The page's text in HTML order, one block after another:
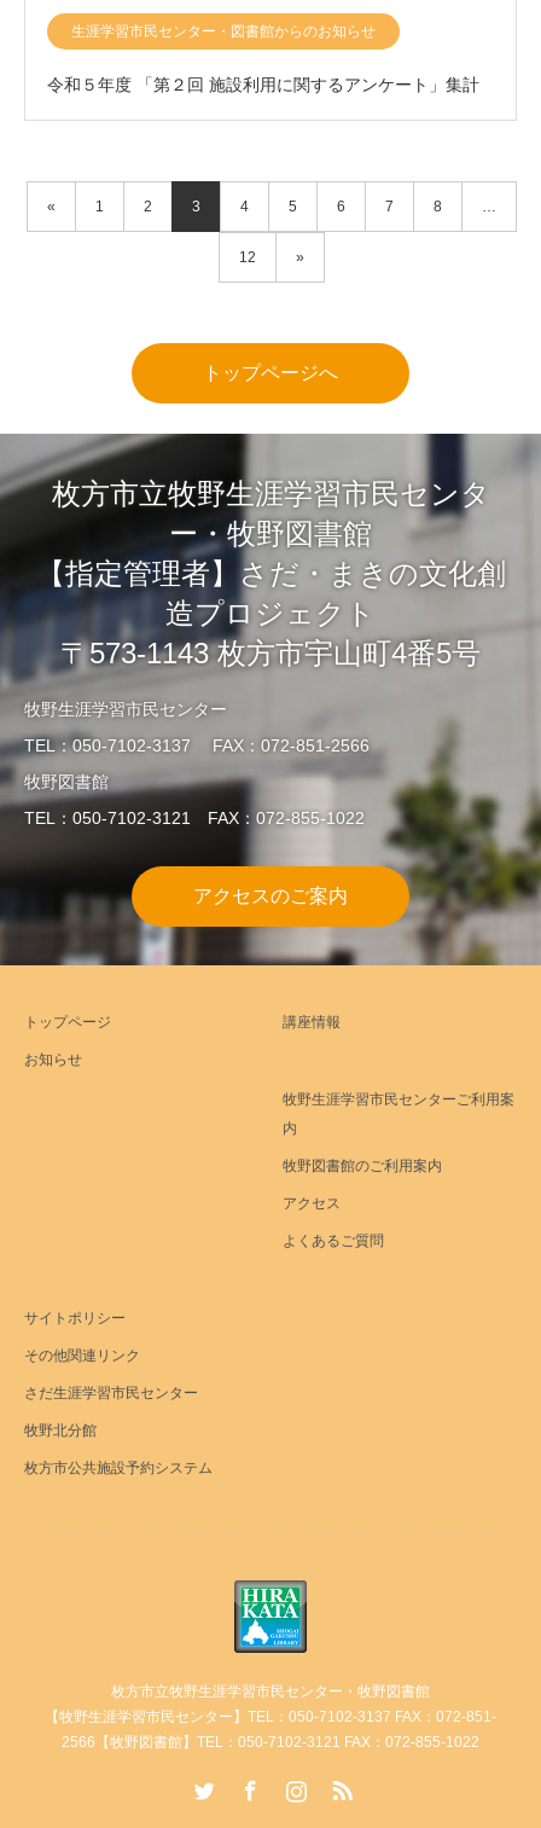
生涯学習市民センター・図書館からのお知らせ
令和５年度 「第２回 施設利用に関するアンケート」集計
« 1 2 3 4 5 6 7 8 …
12 »
トップページへ
枚方市立牧野生涯学習市民センタ
ー・牧野図書館
【指定管理者】さだ・まきの文化創
造プロジェクト
〒573-1143 枚方市宇山町4番5号
牧野生涯学習市民センター
TEL：050-7102-3137 FAX：072-851-2566
牧野図書館
TEL：050-7102-3121 FAX：072-855-1022
アクセスのご案内
トップページ
お知らせ
講座情報
牧野生涯学習市民センターご利用案
内
牧野図書館のご利用案内
アクセス
よくあるご質問
サイトポリシー
その他関連リンク
さだ生涯学習市民センター
牧野北分館
枚方市公共施設予約システム
枚方市立牧野生涯学習市民センター・牧野図書館
【牧野生涯学習市民センター】TEL：050-7102-3137 FAX：072-851-
2566【牧野図書館】TEL：050-7102-3121 FAX：072-855-1022